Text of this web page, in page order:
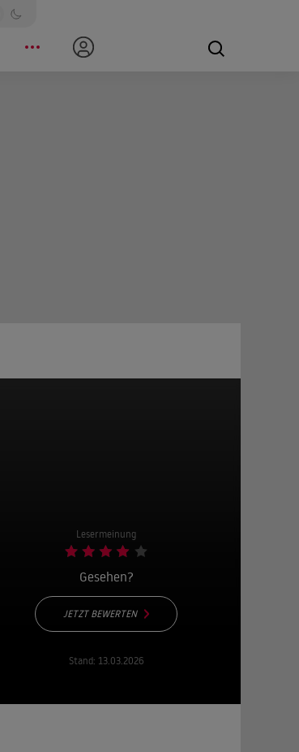
Lesermeinung
Gesehen?
JETZT BEWERTEN
Stand: 13.03.2026